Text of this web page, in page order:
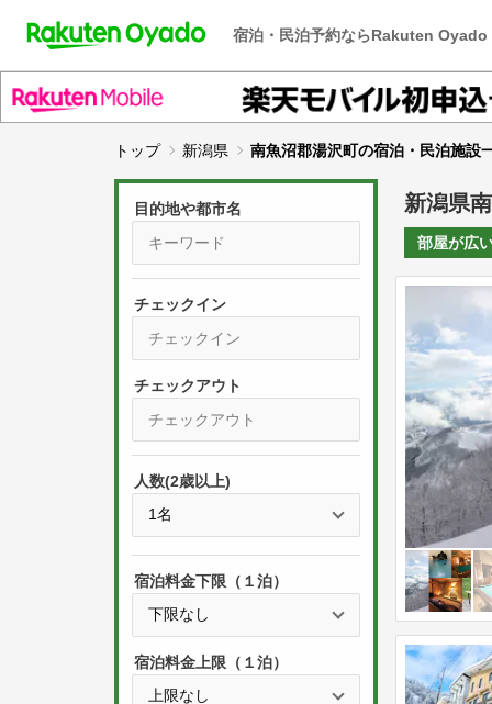
宿泊・民泊予約ならRakuten Oyado
トップ 新潟県 南魚沼郡湯沢町の宿泊・民泊施設
目的地や都市名
チェックイン
r
s
s
e
w
P
r
s
t
e
人数(2歳以上)
宿泊料金下限（１泊）
宿泊料金上限（１泊）
新潟県
部屋が広